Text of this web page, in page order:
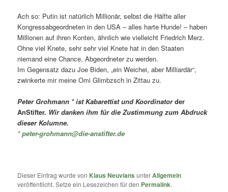
Ach so: Putin ist natürlich Millionär, selbst die Hälfte aller
Kongressabgeordneten in den USA – alles harte Hunde! – haben
Millionen auf ihren Konten, ähnlich wie vielleicht Friedrich Merz.
Ohne viel Knete, sehr sehr viel Knete hat in den Staaten
niemand eine Chance, Abgeordneter zu werden.
Im Gegensatz dazu Joe Biden, „ein Weichei, aber Milliardär“,
zwinkerte mir meine Omi Glimbzsch in Zittau zu.
Peter Grohmann * ist Kabarettist und Koordinatorder
AnStifter. Wir danken ihm für die Zustimmung zum Abdruck
dieser Kolumne.
* peter-grohmann@die-anstifter.de
Dieser Eintrag wurde von Klaus Neuvians unterAllgemein
veröffentlicht. Setze ein Lesezeichen für den Permalink.